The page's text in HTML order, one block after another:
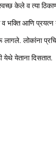
केले व त्या
व भक्ति आणि
लागले. लोकांना
येताना दिसतात.